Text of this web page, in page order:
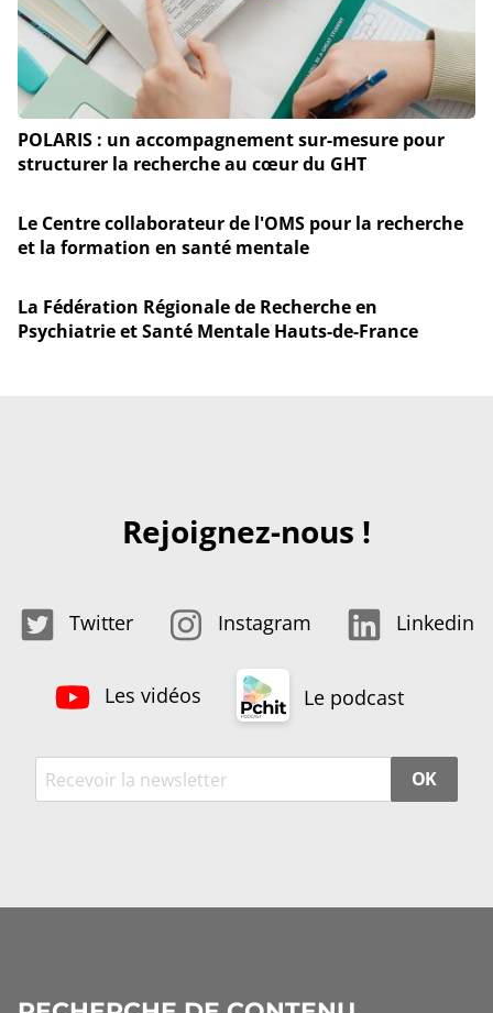
POLARIS : un accompagnement sur-mesure pour
structurer la recherche au cœur du GHT
Le Centre collaborateur de l'OMS pour la recherche
et la formation en santé mentale
La Fédération Régionale de Recherche en
Psychiatrie et Santé Mentale Hauts-de-France
Rejoignez-nous !
Twitter Instagram Linkedin
Les vidéos Le podcast
OK